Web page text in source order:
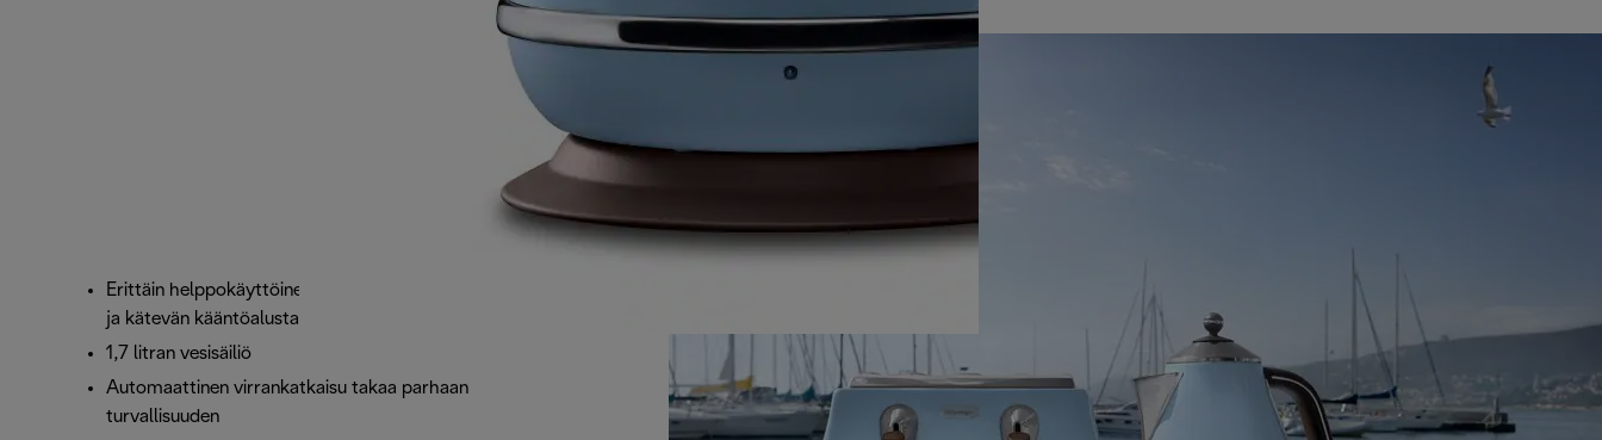
Erittäin helppokäyttöinen veden tason osoittimen
ja kätevän kääntöalustan ansiosta
1,7 litran vesisäiliö
Automaattinen virrankatkaisu takaa parhaan
turvallisuuden